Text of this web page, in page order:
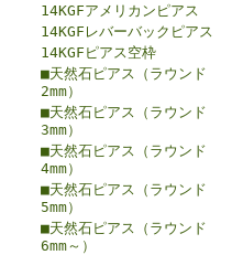
14KGFアメリカンピアス
14KGFレバーバックピアス
14KGFピアス空枠
■天然石ピアス（ラウンド
2mm）
■天然石ピアス（ラウンド
3mm）
■天然石ピアス（ラウンド
4mm）
■天然石ピアス（ラウンド
5mm）
■天然石ピアス（ラウンド
6mm～）